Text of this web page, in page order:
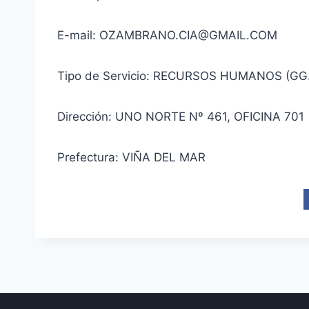
E-mail: OZAMBRANO.CIA@GMAIL.COM
Tipo de Servicio: RECURSOS HUMANOS
Dirección: UNO NORTE Nº 461, OFICINA 701
Prefectura: VIÑA DEL MAR